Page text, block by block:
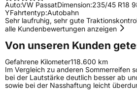
Auto:VW PassatDimension:235/45 R18
YFahrtentyp:Autobahn
Sehr laufruhig, sehr gute
alle Kundenbewertungen anzeigen
Von unseren Kunden
Gefahrene Kilometer118.600 km
Im Vergleich zu anderen Sommerreifen
bei der Lautstärke deutlich besser ab
sowie bei der Nasshaftung leicht